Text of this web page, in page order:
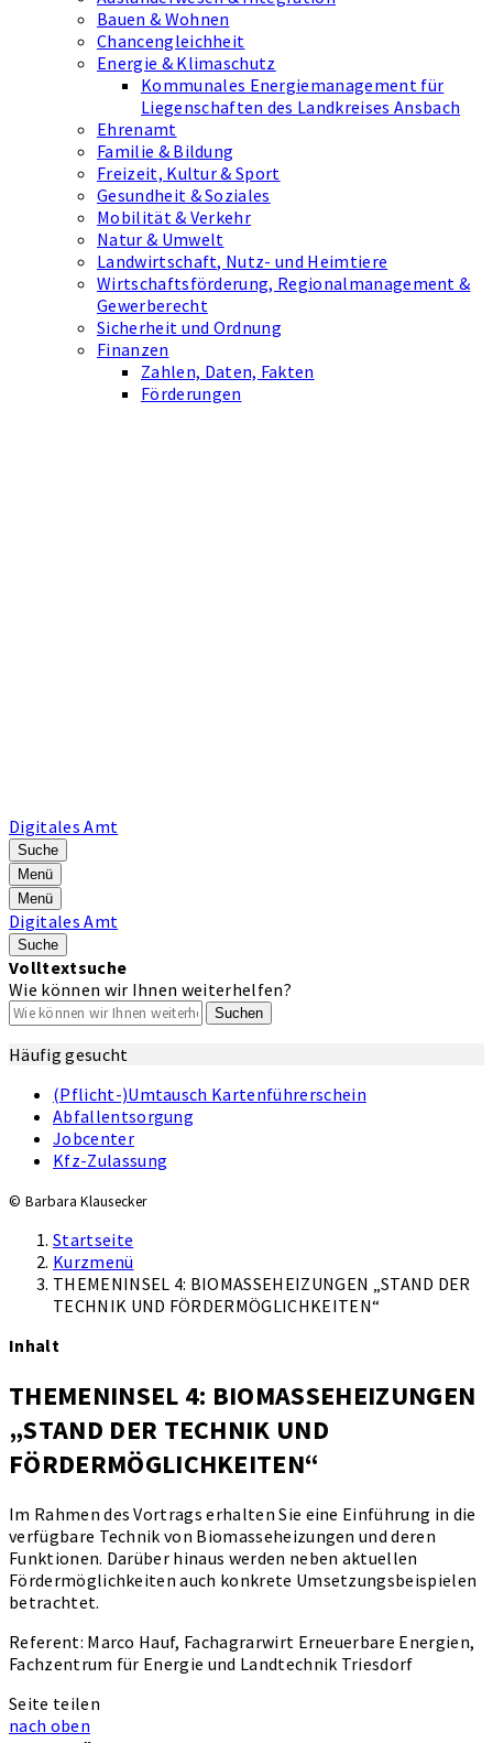
Bauen & Wohnen
Chancengleichheit
Energie & Klimaschutz
Kommunales Energiemanagement für
Liegenschaften des Landkreises Ansbach
Ehrenamt
Familie & Bildung
Freizeit, Kultur & Sport
Gesundheit & Soziales
Mobilität & Verkehr
Natur & Umwelt
Landwirtschaft, Nutz- und Heimtiere
Wirtschaftsförderung, Regionalmanagement &
Gewerberecht
Sicherheit und Ordnung
Finanzen
Zahlen, Daten, Fakten
Förderungen
Digitales Amt
Suche
Menü
Menü
Digitales Amt
Suche
Volltextsuche
Wie können wir Ihnen weiterhelfen?
Suchen
Häufig gesucht
(Pflicht-)Umtausch Kartenführerschein
Abfallentsorgung
Jobcenter
Kfz-Zulassung
© Barbara Klausecker
Startseite
Kurzmenü
THEMENINSEL 4: BIOMASSEHEIZUNGEN „STAND DER
TECHNIK UND FÖRDERMÖGLICHKEITEN“
Inhalt
THEMENINSEL 4: BIOMASSEHEIZUNGEN
„STAND DER TECHNIK UND
FÖRDERMÖGLICHKEITEN“
Im Rahmen des Vortrags erhalten Sie eine Einführung in die
verfügbare Technik von Biomasseheizungen und deren
Funktionen. Darüber hinaus werden neben aktuellen
Fördermöglichkeiten auch konkrete Umsetzungsbeispielen
betrachtet.
Referent: Marco Hauf, Fachagrarwirt Erneuerbare Energien,
Fachzentrum für Energie und Landtechnik Triesdorf
Seite teilen
nach oben